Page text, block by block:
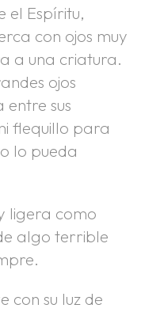
el Espíritu,
con ojos muy
a una criatura.
ojos
sus
flequillo para
lo pueda
ligera como
algo terrible
con su luz de